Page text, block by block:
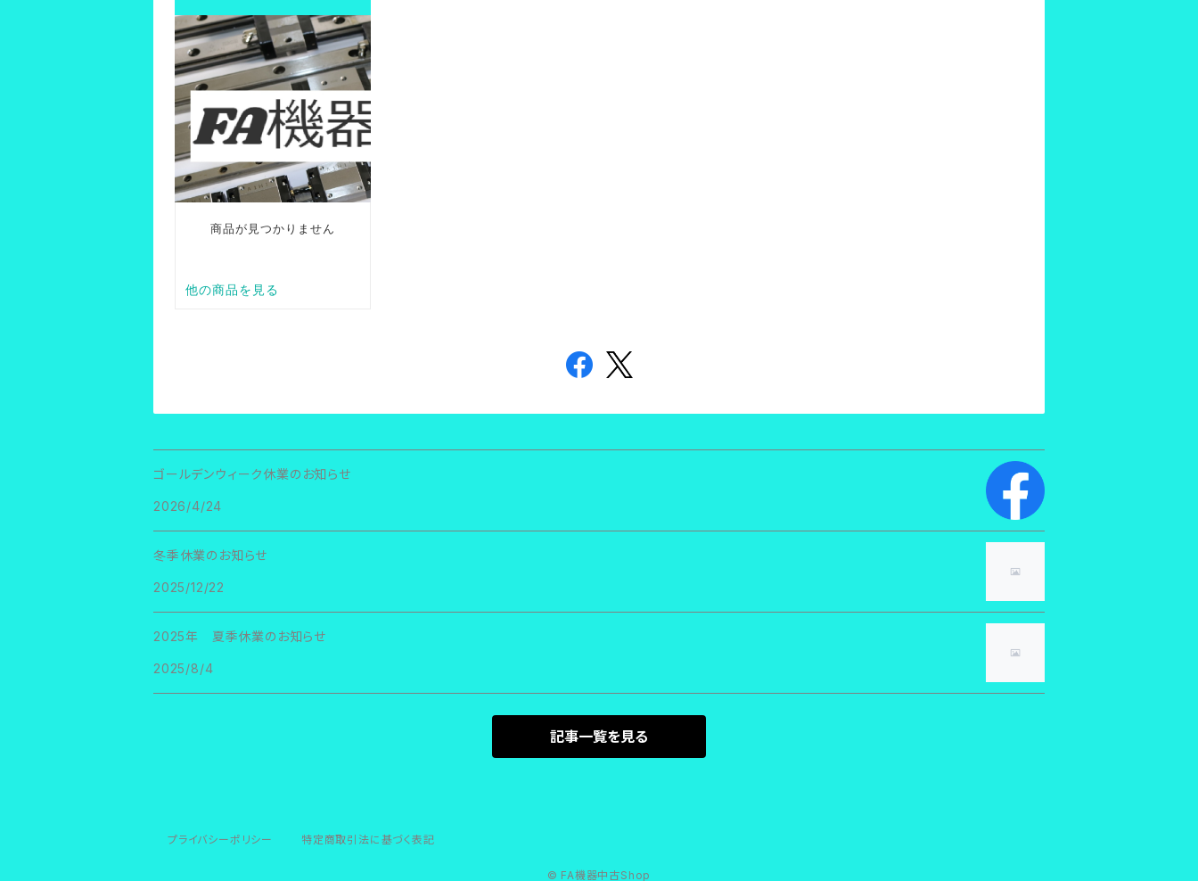
ゴールデンウィーク休業のお知らせ
2026/4/24
冬季休業のお知らせ
2025/12/22
2025年 夏季休業のお知らせ
2025/8/4
記事一覧を見る
プライバシーポリシー 特定商取引法に基づく表記
© FA機器中古Shop